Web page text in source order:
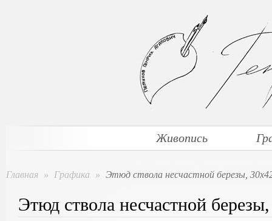
Живопись
Главная » Графика » Этюд ствола несчастной березы,
Этюд ствола несчастной